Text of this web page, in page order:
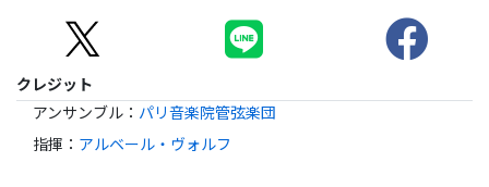
クレジット
アンサンブル ： パリ音楽院管弦楽団
指揮 ： アルベール・ヴォルフ